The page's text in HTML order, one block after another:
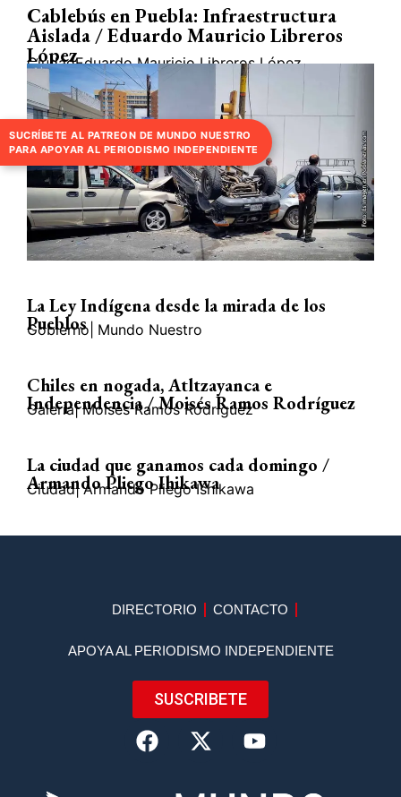
Cablebús en Puebla: Infraestructura
Aislada / Eduardo Mauricio Libreros
López
CiudadEduardo Mauricio Libreros López
La Ley Indígena desde la mirada de los
Pueblos
Gobierno Mundo Nuestro
Chiles en nogada, Atltzayanca e
Independencia / Moisés Ramos Rodríguez
Galería| Moisés Ramos Rodríguez
La ciudad que ganamos cada domingo /
Armando Pliego Ihikawa
Ciudad| Armando Pliego Ishikawa
DIRECTORIO CONTACTO
APOYA AL PERIODISMO INDEPENDIENTE
SUSCRIBETE
SUCRÍBETE AL PATREON DE MUNDO NUESTRO
PARA APOYAR AL PERIODISMO INDEPENDIENTE